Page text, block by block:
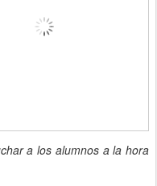
a los alumnos a la hora